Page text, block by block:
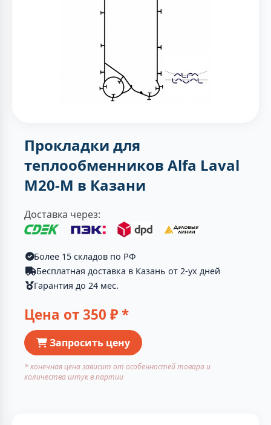
Прокладки для
теплообменников Alfa Laval
M20-M в Казани
Доставка через:
Более 15 складов по РФ
Бесплатная доставка в Казань от 2-ух дней
Гарантия до 24 мес.
Цена от350 ₽ *
Запросить цену
* конечная цена зависит от особенностей товара и
количества штук в партии